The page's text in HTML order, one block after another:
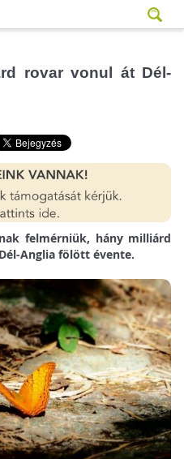
rovar vonul át Dél-
felmérniük, hány milliárd
Anglia fölött évente.